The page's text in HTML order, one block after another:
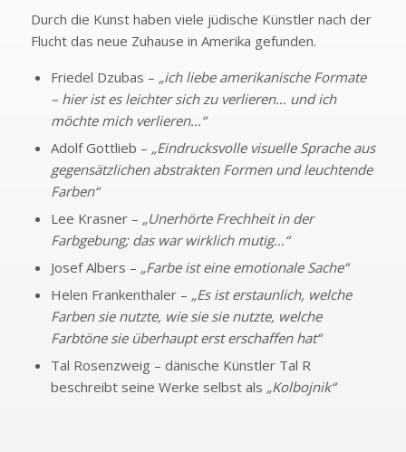
Durch die Kunst haben viele jüdische Künstler nach der
Flucht das neue Zuhause in Amerika gefunden.
Friedel Dzubas – „ich liebe amerikanische Formate
– hier ist es leichter sich zu verlieren… und ich
möchte mich verlieren…“
Adolf Gottlieb – „Eindrucksvolle visuelle Sprache aus
gegensätzlichen abstrakten Formen und leuchtende
Farben“
Lee Krasner – „Unerhörte Frechheit in der
Farbgebung; das war wirklich mutig…“
Josef Albers – „Farbe ist eine emotionale Sache“
Helen Frankenthaler – „Es ist erstaunlich, welche
Farben sie nutzte, wie sie sie nutzte, welche
Farbtöne sie überhaupt erst erschaffen hat“
Tal Rosenzweig – dänische Künstler Tal R
beschreibt seine Werke selbst als „Kolbojnik“